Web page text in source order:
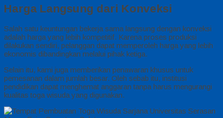
Harga Langsung dari Konveksi
Salah satu keuntungan bekerja sama langsung dengan konveksi
adalah harga yang lebih kompetitif. Karena proses produksi
dilakukan sendiri, pelanggan dapat memperoleh harga yang lebih
ekonomis dibandingkan melalui pihak ketiga.
Selain itu, kami juga memberikan penawaran khusus untuk
pemesanan dalam jumlah besar. Oleh sebab itu, institusi
pendidikan dapat menghemat anggaran tanpa harus mengurangi
kualitas toga wisuda yang digunakan.